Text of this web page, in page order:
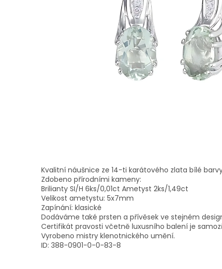
Kvalitní náušnice ze 14-ti karátového zlata bílé
Zdobeno přírodními kameny:
Brilianty SI/H 6ks/0,01ct Ametyst 2ks/1,49ct
Velikost ametystu: 5x7mm
Zapínání: klasické
Dodáváme také prsten a přívěsek ve stejném
Certifikát pravosti včetně luxusního balení je
Vyrobeno mistry klenotnického umění.
ID: 388-0901-0-0-83-8